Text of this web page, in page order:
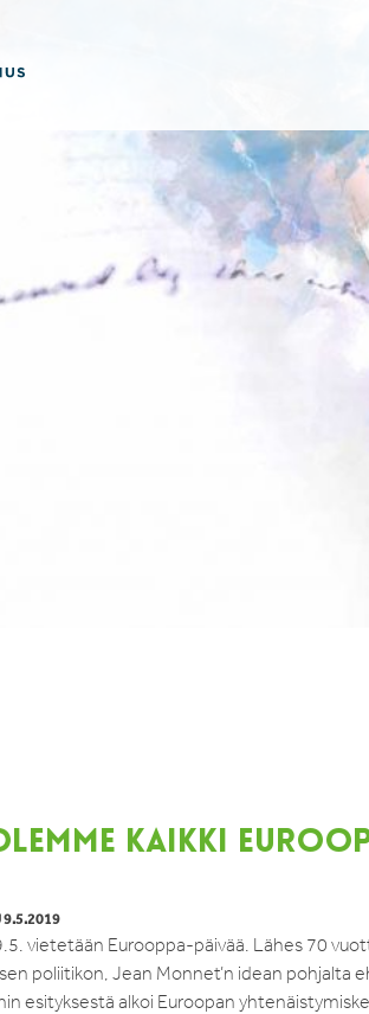
KAIKKI
9.5.2019
vietetään Eurooppa-päivää. Lähes 70
poliitikon, Jean Monnet’n idean pohjalta
esityksestä alkoi Euroopan